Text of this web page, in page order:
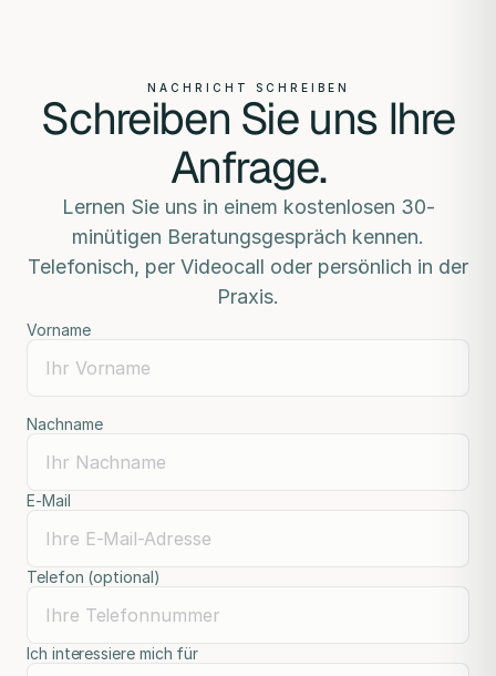
NACHRICHT SCHREIBEN
Schreiben Sie uns Ihre
Anfrage.
Lernen Sie uns in einem kostenlosen 30-
minütigen Beratungsgespräch kennen.
Telefonisch, per Videocall oder persönlich in der
Praxis.
Vorname
Nachname
E-Mail
Telefon (optional)
Ich interessiere mich für